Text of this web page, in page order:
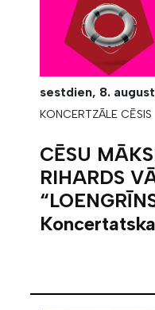
sestdien, 8.
KONCERTZĀLE CĒSIS
CĒSU
RIHARDS